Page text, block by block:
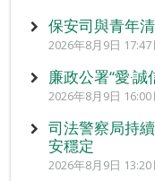
保安司與青年
2026年8月9日 17:47
廉政公署“愛‧
2026年8月9日 16:00
司法警察局持
安穩定
2026年8月9日 13:20